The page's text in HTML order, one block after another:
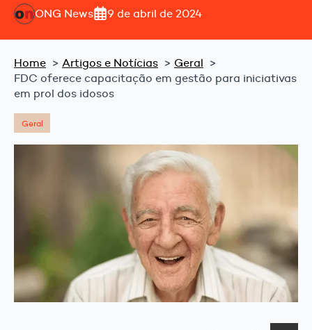
ONG News 9 de abril de 2024
Home Artigos e Notícias
Geral
FDC oferece capacitação em gestão para iniciativas
em prol dos idosos
Geral